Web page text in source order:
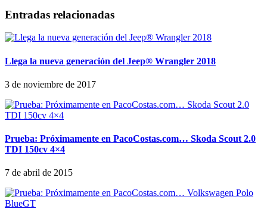
Entradas relacionadas
Llega la nueva generación del Jeep® Wrangler 2018
3 de noviembre de 2017
Prueba: Próximamente en PacoCostas.com… Skoda Scout 2.0
TDI 150cv 4×4
7 de abril de 2015